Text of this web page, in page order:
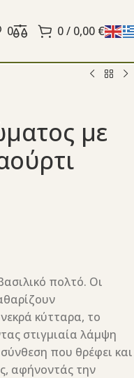
0 0/ 0,00 €
με
πολτό. Οι
κύτταρα, το
στιγμιαία λάμψη
που θρέφει και
αφήνοντάς την